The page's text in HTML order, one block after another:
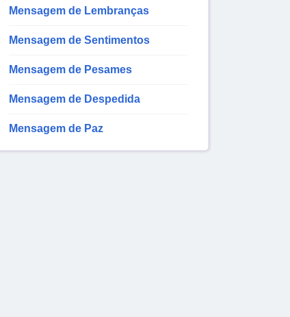
Mensagem de Lembranças
Mensagem de Sentimentos
Mensagem de Pesames
Mensagem de Despedida
Mensagem de Paz